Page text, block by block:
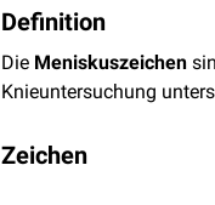
Definition
Die Meniskuszeichen
Knieuntersuchung
Zeichen